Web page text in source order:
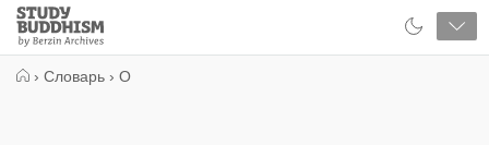
Close
Study
Buddhism
› Словарь › О